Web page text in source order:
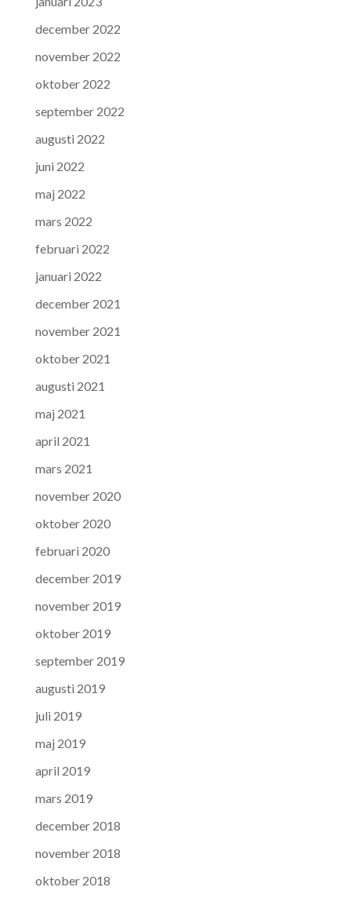
december 2022
november 2022
oktober 2022
september 2022
augusti 2022
juni 2022
maj 2022
mars 2022
februari 2022
januari 2022
december 2021
november 2021
oktober 2021
augusti 2021
maj 2021
april 2021
mars 2021
november 2020
oktober 2020
februari 2020
december 2019
november 2019
oktober 2019
september 2019
augusti 2019
juli 2019
maj 2019
april 2019
mars 2019
december 2018
november 2018
oktober 2018